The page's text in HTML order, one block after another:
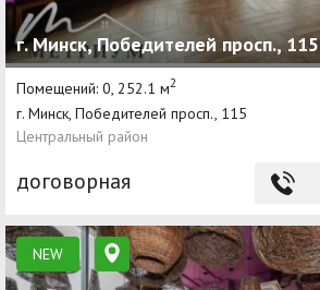
г. Минск, Победителей просп., 115
Помещений: 0, 252.1 м2
г. Минск, Победителей просп., 115
Центральный район
договорная
NEW